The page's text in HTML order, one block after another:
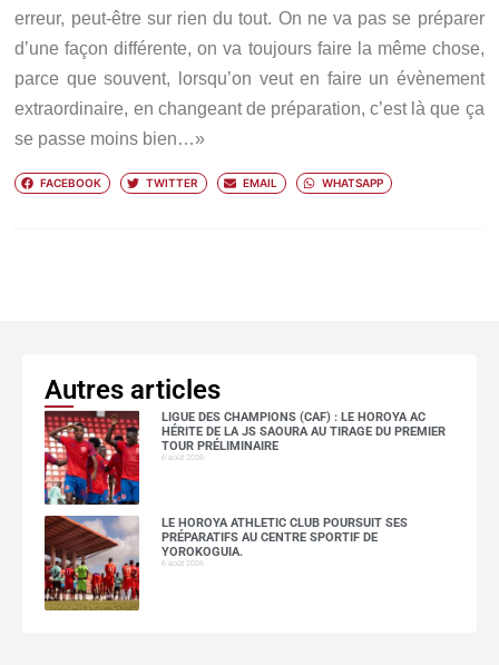
erreur, peut-être sur rien du tout. On ne va pas se préparer
d’une façon différente, on va toujours faire la même chose,
parce que souvent, lorsqu’on veut en faire un évènement
extraordinaire, en changeant de préparation, c’est là que ça
se passe moins bien…»
FACEBOOK TWITTER EMAIL WHATSAPP
Autres articles
LIGUE DES CHAMPIONS (CAF) : LE HOROYA AC
HÉRITE DE LA JS SAOURA AU TIRAGE DU PREMIER
TOUR PRÉLIMINAIRE
6 août 2026
LE HOROYA ATHLETIC CLUB POURSUIT SES
PRÉPARATIFS AU CENTRE SPORTIF DE
YOROKOGUIA.
6 août 2026